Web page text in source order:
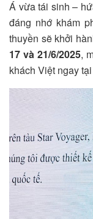
Á vừa tái sinh –
đáng nhớ khám
thuyền sẽ khởi
17 và 21/6/2025,
khách Việt ngay